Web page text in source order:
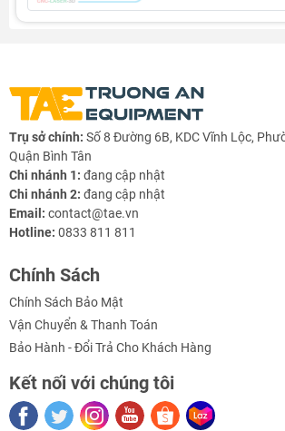
Trụ sở chính: Số 8 Đường 6B, KDC Vĩnh Lộc,
Quận Bình Tân
Chi nhánh 1: đang cập nhật
Chi nhánh 2: đang cập nhật
Email: contact@tae.vn
Hotline: 0833 811 811
Chính Sách
Chính Sách Bảo Mật
Vận Chuyển & Thanh Toán
Bảo Hành - Đổi Trả Cho Khách Hàng
Kết nối với chúng tôi